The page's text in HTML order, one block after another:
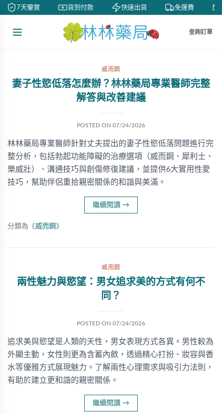
7天鑒賞 貨到付款 快速出貨 免運費
查詢訂單
威而鋼
妻子性慾低落怎麼辦？林林藥局專業醫師完整
解答與改善建議
POSTED ON 07/24/2026
林林藥局專業醫師針對丈夫提出的妻子性慾低落問題進行完
整分析，包括勃起功能障礙的治療選項（威而鋼、犀利士、
樂威壯）、溝通技巧與創傷修復建議，並提供6大實用性愛
技巧，幫助伴侶重拾親密關係的和諧與美滿。
繼續閱讀 →
分類為《威而鋼 》
威而鋼
兩性魅力與慾望：男女追求美的方式有何不
同？
POSTED ON 07/24/2026
追求美與慾望是人類的天性，男女表現方式各異。男性較為
外顯主動，女性則更為含蓄內斂，透過精心打扮、妝容與香
水等優雅方式展現魅力。了解兩性心理需求與吸引力法則，
有助於建立更和諧的親密關係。
繼續閱讀 →